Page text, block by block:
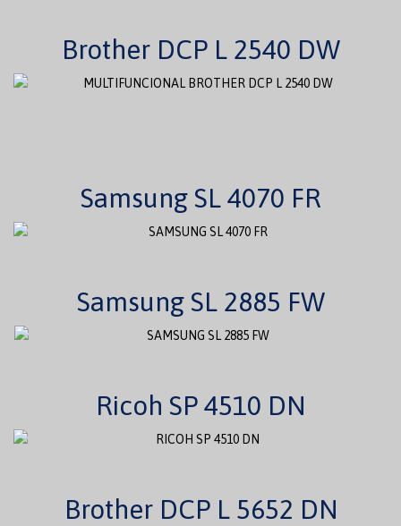
Brother DCP L 2540 DW
Samsung SL 4070 FR
Samsung SL 2885 FW
Ricoh SP 4510 DN
Brother DCP L 5652 DN